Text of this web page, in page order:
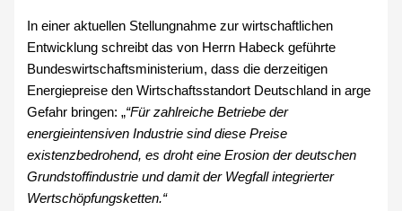
In einer aktuellen Stellungnahme zur wirtschaftlichen
Entwicklung schreibt das von Herrn Habeck geführte
Bundeswirtschaftsministerium, dass die derzeitigen
Energiepreise den Wirtschaftsstandort Deutschland in arge
Gefahr bringen: „“Für zahlreiche Betriebe der
energieintensiven Industrie sind diese Preise
existenzbedrohend, es droht eine Erosion der deutschen
Grundstoffindustrie und damit der Wegfall integrierter
Wertschöpfungsketten.“